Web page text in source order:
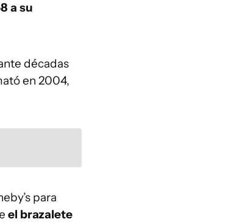
a su
décadas
en 2004,
para
el brazalete